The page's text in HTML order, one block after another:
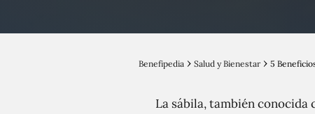
Benefipedia Salud y Bienestar 5
La sábila, también conocida